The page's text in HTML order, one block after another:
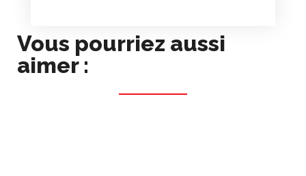
Vous pourriez aussi
aimer :